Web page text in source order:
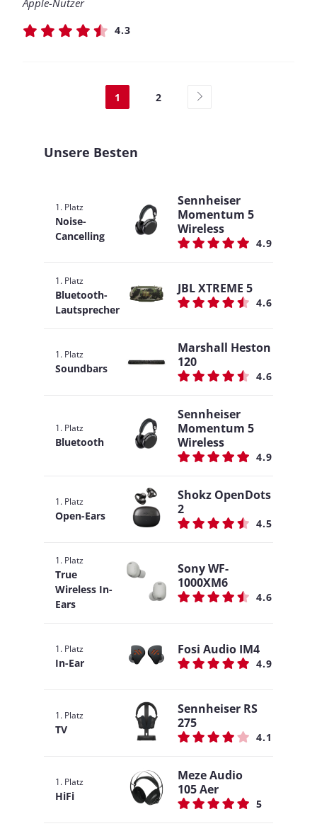
Apple-Nutzer
4.3
1 2
Unsere Besten
1. Platz
Noise-
Cancelling
Sennheiser
Momentum 5
Wireless
4.9
1. Platz
Bluetooth-
Lautsprecher
JBL XTREME 5
4.6
1. Platz
Soundbars
Marshall Heston
120
4.6
1. Platz
Bluetooth
Sennheiser
Momentum 5
Wireless
4.9
1. Platz
Open-Ears
Shokz OpenDots
2
4.5
1. Platz
True
Wireless In-
Ears
Sony WF-
1000XM6
4.6
1. Platz
In-Ear
Fosi Audio IM4
4.9
1. Platz
TV
Sennheiser RS
275
4.1
1. Platz
HiFi
Meze Audio
105 Aer
5